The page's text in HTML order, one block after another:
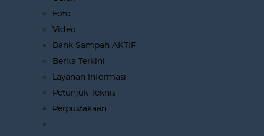
Foto
Video
Bank Sampah AKTIF
Berita Terkini
Layanan Informasi
Petunjuk Teknis
Perpustakaan